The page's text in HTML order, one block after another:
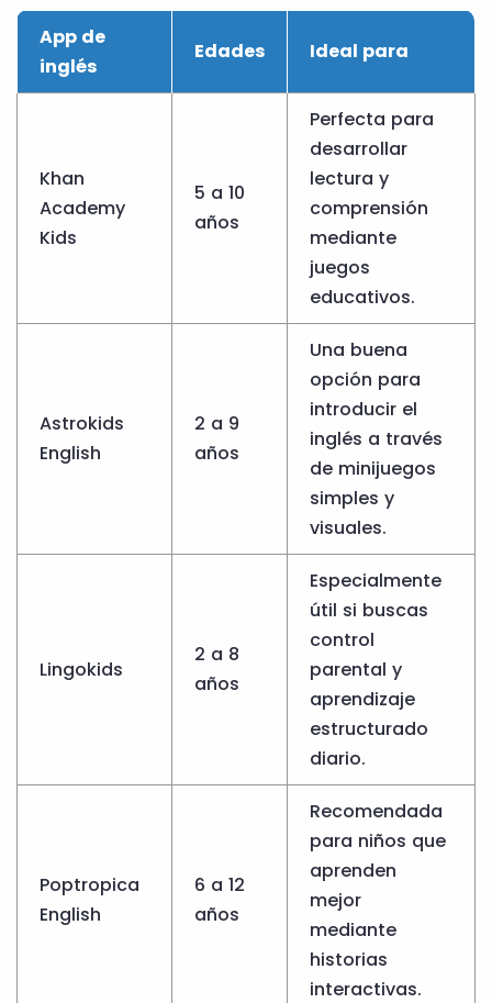
App de
inglés
Edades Ideal para
Khan
Academy
Kids
5 a 10
años
Perfecta para
desarrollar
lectura y
comprensión
mediante
juegos
educativos.
Astrokids
English
2 a 9
años
Una buena
opción para
introducir el
inglés a través
de minijuegos
simples y
visuales.
Lingokids
2 a 8
años
Especialmente
útil si buscas
control
parental y
aprendizaje
estructurado
diario.
Poptropica
English
6 a 12
años
Recomendada
para niños que
aprenden
mejor
mediante
historias
interactivas.